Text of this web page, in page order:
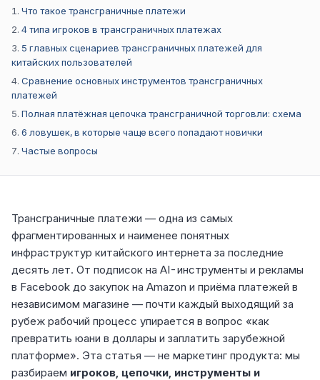
Что такое трансграничные платежи
4 типа игроков в трансграничных платежах
5 главных сценариев трансграничных платежей для
китайских пользователей
Сравнение основных инструментов трансграничных
платежей
Полная платёжная цепочка трансграничной торговли: схема
6 ловушек, в которые чаще всего попадают новички
Частые вопросы
Трансграничные платежи — одна из самых
фрагментированных и наименее понятных
инфраструктур китайского интернета за последние
десять лет. От подписок на AI-инструменты и рекламы
в Facebook до закупок на Amazon и приёма платежей в
независимом магазине — почти каждый выходящий за
рубеж рабочий процесс упирается в вопрос «как
превратить юани в доллары и заплатить зарубежной
платформе». Эта статья — не маркетинг продукта: мы
разбираем игроков, цепочки, инструменты и